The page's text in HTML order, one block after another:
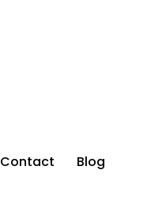
Contact Blog